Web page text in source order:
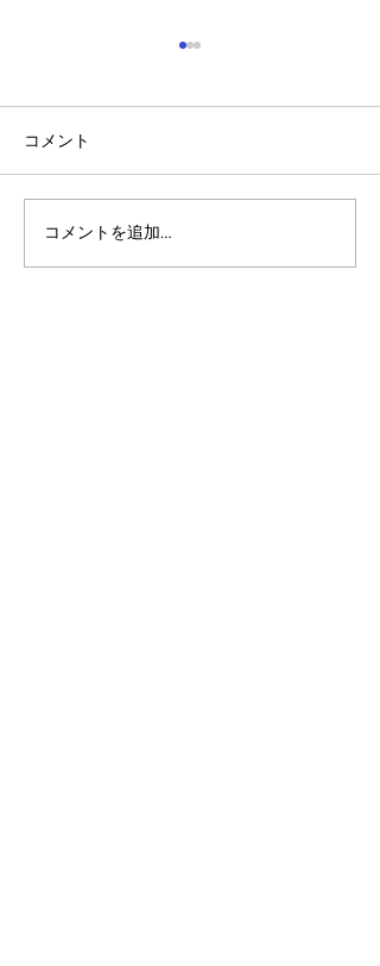
アルゴランドのポスト量
子暗号（PQC）ロードマ
コメント
コメントを追加…